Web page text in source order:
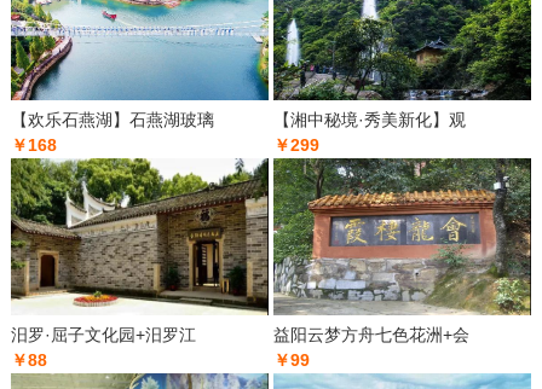
【欢乐石燕湖】石燕湖玻璃
￥168
【湘中秘境·秀美新化】观
￥299
汨罗·屈子文化园+汨罗江
￥88
益阳云梦方舟七色花洲+会
￥99